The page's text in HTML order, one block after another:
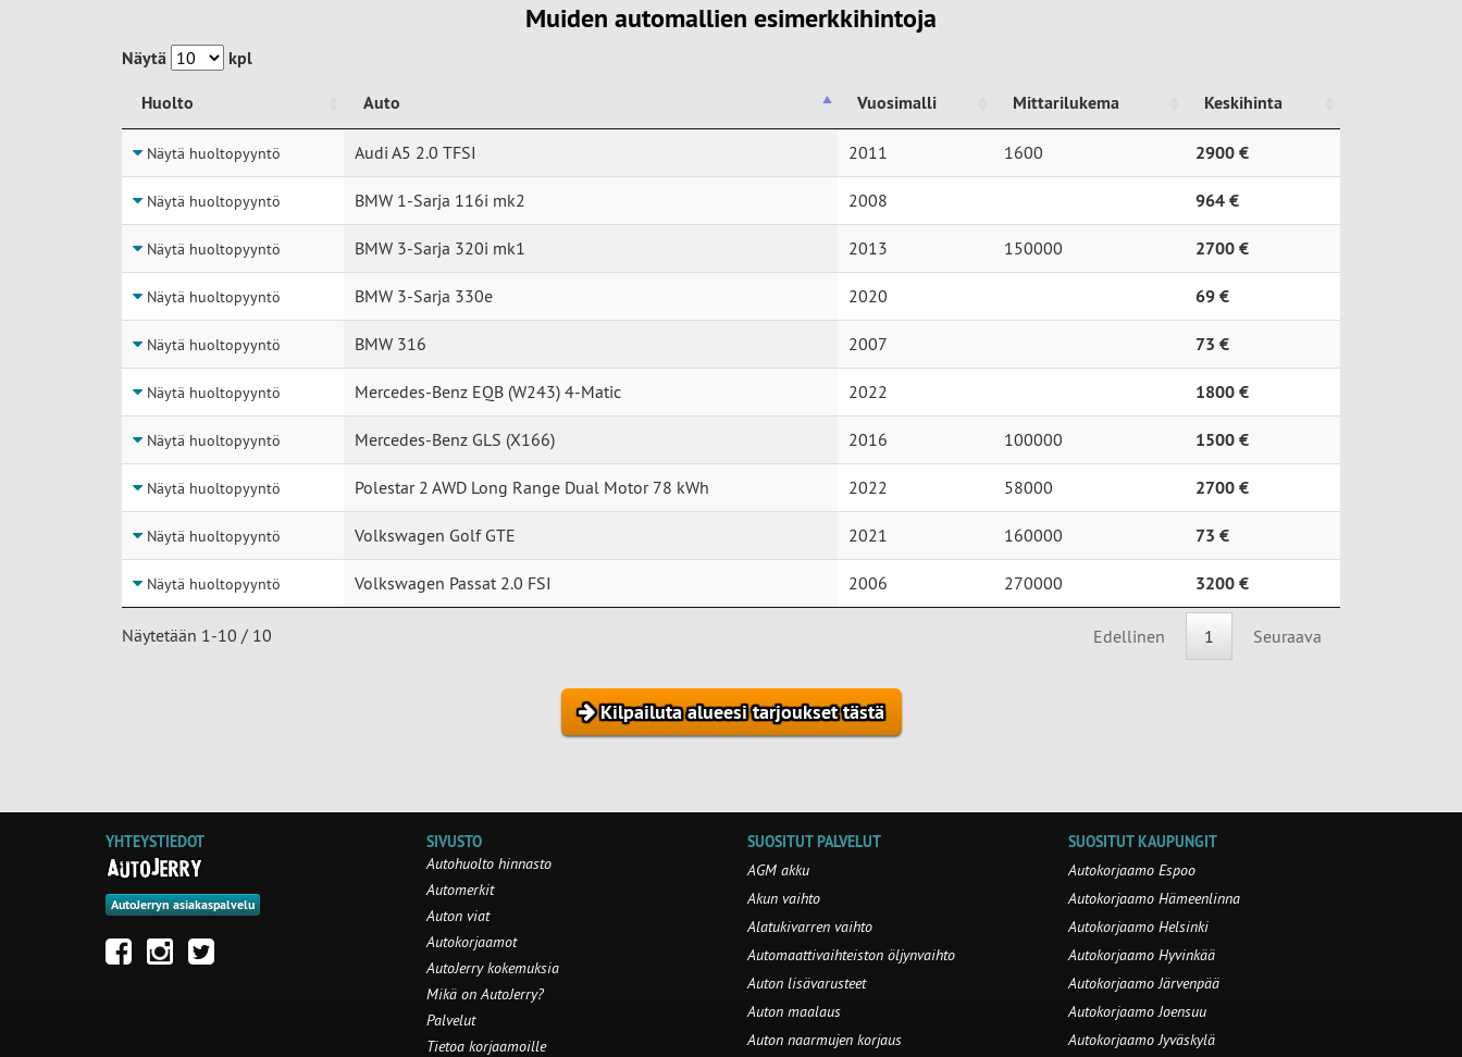
Muiden automallien esimerkkihintoja
Näytä
kpl
Huolto
Auto Vuosimalli Mittarilukema
Keskihinta
Huolto
Auto Vuosimalli Mittarilukema Keskihinta
Näytä huoltopyyntö Audi A5 2.0 TFSI 2011 1600 2900 €
Näytä huoltopyyntö BMW 1-Sarja 116i mk2 2008 964 €
Näytä huoltopyyntö BMW 3-Sarja 320i mk1 2013 150000 2700 €
Näytä huoltopyyntö BMW 3-Sarja 330e 2020 69 €
Näytä huoltopyyntö BMW 316 2007 73 €
Näytä huoltopyyntö Mercedes-Benz EQB (W243) 4-Matic 2022 1800 €
Näytä huoltopyyntö Mercedes-Benz GLS (X166) 2016 100000 1500 €
Näytä huoltopyyntö Polestar 2 AWD Long Range Dual Motor 78 kWh 2022 58000 2700 €
Näytä huoltopyyntö Volkswagen Golf GTE 2021 160000 73 €
Näytä huoltopyyntö Volkswagen Passat 2.0 FSI 2006 270000 3200 €
Näytetään 1-10 / 10 Edellinen 1 Seuraava
Kilpailuta alueesi tarjoukset tästä
YHTEYSTIEDOT
AutoJerryn asiakaspalvelu
SIVUSTO
Autohuolto hinnasto
Automerkit
Auton viat
Autokorjaamot
AutoJerry kokemuksia
Mikä on AutoJerry?
Palvelut
Tietoa korjaamoille
SUOSITUT PALVELUT
AGM akku
Akun vaihto
Alatukivarren vaihto
Automaattivaihteiston öljynvaihto
Auton lisävarusteet
Auton maalaus
Auton naarmujen korjaus
SUOSITUT KAUPUNGIT
Autokorjaamo Espoo
Autokorjaamo Hämeenlinna
Autokorjaamo Helsinki
Autokorjaamo Hyvinkää
Autokorjaamo Järvenpää
Autokorjaamo Joensuu
Autokorjaamo Jyväskylä